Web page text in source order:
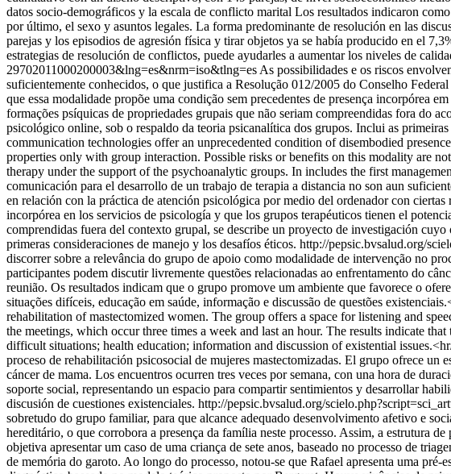
datos socio-demográficos y la escala de conflicto marital Los resultados indicaron
por último, el sexo y asuntos legales. La forma predominante de resolución en las
parejas y los episodios de agresión física y tirar objetos ya se había producido en el
estrategias de resolución de conflictos, puede ayudarles a aumentar los niveles de
29702011000200003&lng=es&nrm=iso&tlng=es As possibilidades e os riscos
suficientemente conhecidos, o que justifica a Resolução 012/2005 do Conselho
que essa modalidade propõe uma condição sem precedentes de presença incorpórea
formações psíquicas de propriedades grupais que não seriam compreendidas fora do
psicológico online, sob o respaldo da teoria psicanalítica dos grupos. Inclui as
communication technologies offer an unprecedented condition of disembodied
properties only with group interaction. Possible risks or benefits on this modality are
therapy under the support of the psychoanalytic groups. In includes the first
comunicación para el desarrollo de un trabajo de terapia a distancia no son aun
en relación con la práctica de atención psicológica por medio del ordenador con
incorpórea en los servicios de psicología y que los grupos terapéuticos tienen el
comprendidas fuera del contexto grupal, se describe un proyecto de investigación
primeras consideraciones de manejo y los desafíos éticos. http://pepsic.bvsalud.org/
discorrer sobre a relevância do grupo de apoio como modalidade de intervenção no
participantes podem discutir livremente questões relacionadas ao enfrentamento do
reunião. Os resultados indicam que o grupo promove um ambiente que favorece o
situações difíceis, educação em saúde, informação e discussão de questões
rehabilitation of mastectomized women. The group offers a space for listening and
the meetings, which occur three times a week and last an hour. The results indicate
difficult situations; health education; information and discussion of existential
proceso de rehabilitación psicosocial de mujeres mastectomizadas. El grupo ofrece
cáncer de mama. Los encuentros ocurren tres veces por semana, con una hora de
soporte social, representando un espacio para compartir sentimientos y desarrollar
discusión de cuestiones existenciales. http://pepsic.bvsalud.org/
sobretudo do grupo familiar, para que alcance adequado desenvolvimento afetivo e
hereditário, o que corrobora a presença da família neste processo. Assim, a estrutura
objetiva apresentar um caso de uma criança de sete anos, baseado no processo de
de memória do garoto. Ao longo do processo, notou-se que Rafael apresenta uma